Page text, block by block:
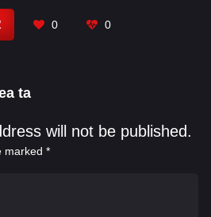
Wong Benicio del Toro
0 0
ta
will not be published.
marked *